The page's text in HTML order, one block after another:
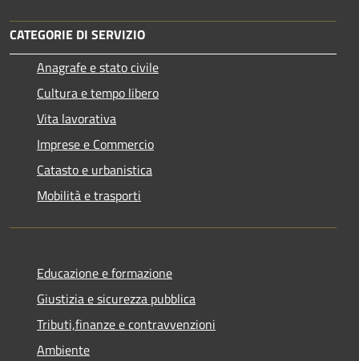
CATEGORIE DI SERVIZIO
Anagrafe e stato civile
Cultura e tempo libero
Vita lavorativa
Imprese e Commercio
Catasto e urbanistica
Mobilità e trasporti
Educazione e formazione
Giustizia e sicurezza pubblica
Tributi,finanze e contravvenzioni
Ambiente